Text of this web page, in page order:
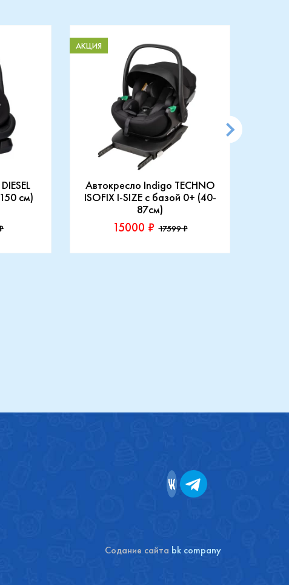
см)
Автокресло Indigo TECHNO
ISOFIX I-SIZE c базой 0+ (40-
87см)
АКЦИЯ
15000 ₽ 17599 ₽
Производитель::
Содание сайта bk company